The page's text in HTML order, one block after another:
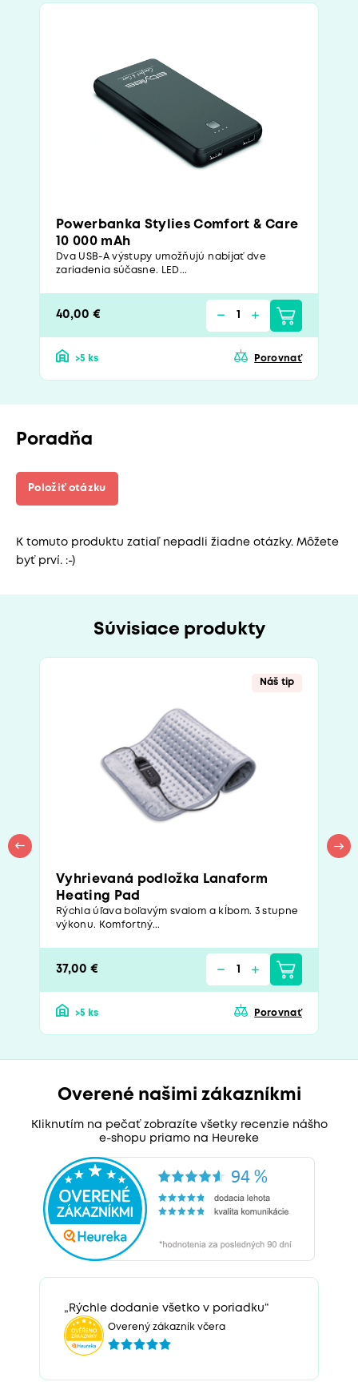
Powerbanka Stylies Comfort & Care
10 000 mAh
Dva USB-A výstupy umožňujú nabíjať dve
zariadenia súčasne. LED...
40,00 €
>5 ks Porovnať
Poradňa
Položiť otázku
K tomuto produktu zatiaľ nepadli žiadne otázky. Môžete
byť prví. :-)
Súvisiace produkty
Náš tip
Vyhrievaná podložka Lanaform
Heating Pad
Rýchla úľava boľavým svalom a kĺbom. 3 stupne
výkonu. Komfortný...
37,00 €
>5 ks Porovnať
Overené našimi zákazníkmi
Kliknutím na pečať zobrazíte všetky recenzie nášho
e-shopu priamo na Heureke
„Rýchle dodanie všetko v poriadku“
Overený zákazník včera